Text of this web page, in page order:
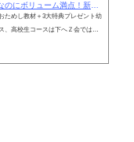
ためし教材＋3大特典プレゼント幼
高校生コースは下へＺ会では、